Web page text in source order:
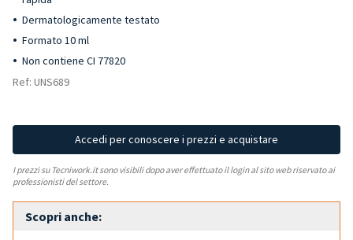
Dermatologicamente testato
Formato 10 ml
Non contiene CI 77820
Ref: UNS689
Accedi per conoscere i prezzi e acquistare
I prezzi su Tecniwork.it sono visibili dopo aver effettuato il login al sito web riservato ai
professionisti del settore.
Scopri anche: